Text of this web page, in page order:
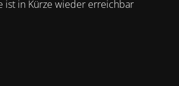
ist in Kürze wieder erreichbar